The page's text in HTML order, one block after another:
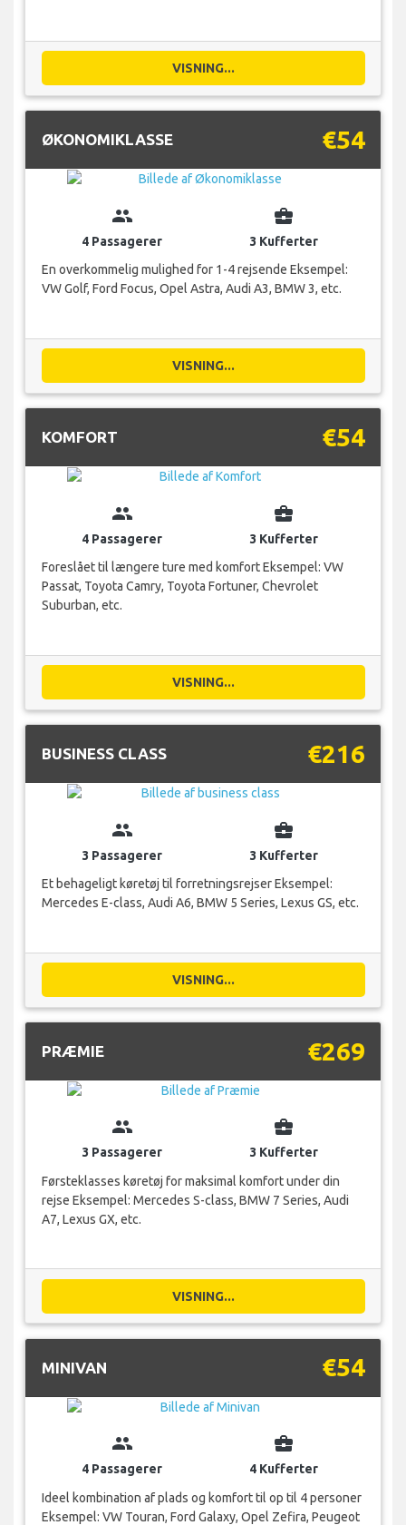
VISNING...
ØKONOMIKLASSE €54
group
4 Passagerer
business_center
3 Kufferter
En overkommelig mulighed for 1-4 rejsende Eksempel:
VW Golf, Ford Focus, Opel Astra, Audi A3, BMW 3, etc.
VISNING...
KOMFORT €54
group
4 Passagerer
business_center
3 Kufferter
Foreslået til længere ture med komfort Eksempel: VW
Passat, Toyota Camry, Toyota Fortuner, Chevrolet
Suburban, etc.
VISNING...
BUSINESS CLASS €216
group
3 Passagerer
business_center
3 Kufferter
Et behageligt køretøj til forretningsrejser Eksempel:
Mercedes E-class, Audi A6, BMW 5 Series, Lexus GS, etc.
VISNING...
PRÆMIE €269
group
3 Passagerer
business_center
3 Kufferter
Førsteklasses køretøj for maksimal komfort under din
rejse Eksempel: Mercedes S-class, BMW 7 Series, Audi
A7, Lexus GX, etc.
VISNING...
MINIVAN €54
group
4 Passagerer
business_center
4 Kufferter
Ideel kombination af plads og komfort til op til 4 personer
Eksempel: VW Touran, Ford Galaxy, Opel Zefira, Peugeot